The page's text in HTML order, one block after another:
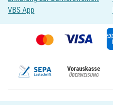
VBS App